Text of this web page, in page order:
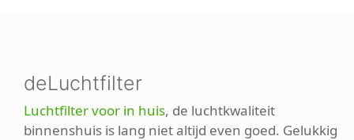
deLuchtfilter
Luchtfilter voor in huis, de luchtkwaliteit
binnenshuis is lang niet altijd even goed. Gelukkig